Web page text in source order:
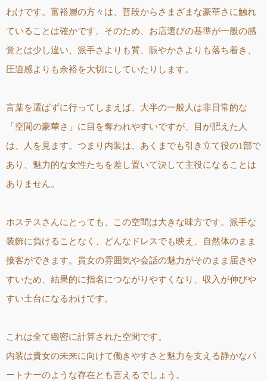
わけです。富裕層の方々は、普段からさまざまな豪華さに触れ
ていることは確かです。そのため、お店選びの基準が一般の感
覚とは少し違い、派手さよりも質、賑やかさよりも落ち着き、
圧迫感よりも余裕を大切にしていたりします。
言葉を選ばずに行ってしまえば、大半の一般人は非日常的な
「空間の豪華さ」に目を奪われやすいですが、目が肥えた人
は、人を見ます。つまり内装は、あくまでも引き立て役の1部で
あり、魅力的な女性たちを差し置いて決して主役になることは
ありません。
ホステスさんにとっても、この空間は大きな味方です。派手な
装飾に負けることなく、どんなドレスでも映え、自然体のまま
接客ができます。貴女の雰囲気や会話の魅力がそのまま届きや
すいため、結果的に指名につながりやすくなり、収入が伸びや
すい土台になるわけです。
これは全て緻密に計算された空間です。
内装は貴女の未来に向けて働きやすさと魅力を支える静かなパ
ートナーのような存在とも言えるでしょう。